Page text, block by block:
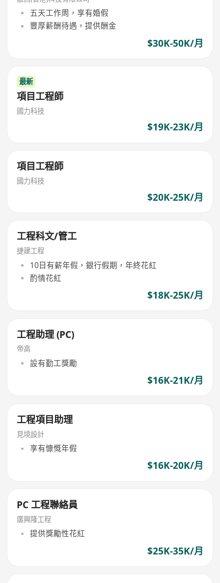
五天工作周，享有婚假
豐厚薪酬待遇，提供酬金
$30K-50K/月
最新
項目工程師
國力科技
$19K-23K/月
項目工程師
國力科技
$20K-25K/月
工程科文/管工
捷建工程
10日有薪年假，銀行假期，年終花紅
酌情花紅
$18K-25K/月
工程助理 (PC)
帝高
設有勤工獎勵
$16K-21K/月
工程項目助理
見境設計
享有慷慨年假
$16K-20K/月
PC 工程聯絡員
廣興隆工程
提供獎勵性花紅
$25K-35K/月